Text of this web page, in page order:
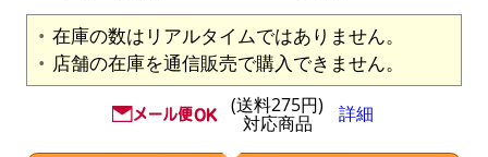
在庫の数はリアルタイムではありません。
店舗の在庫を通信販売で購入できません。
(送料275円)
対応商品 詳細